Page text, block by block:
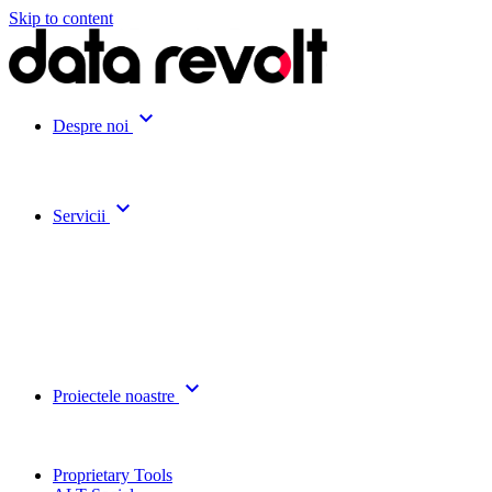
Skip to content
Despre noi expand_more
Servicii expand_more
Proiectele noastre expand_more
Proprietary Tools